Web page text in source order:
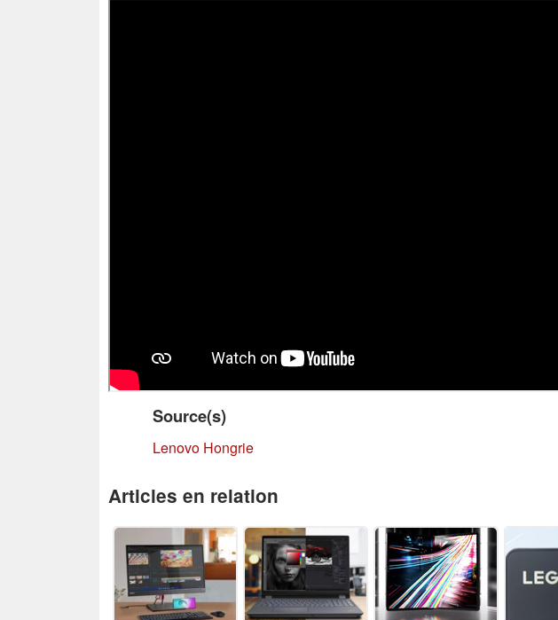
Source(s)
Lenovo Hongrie
Articles en relation